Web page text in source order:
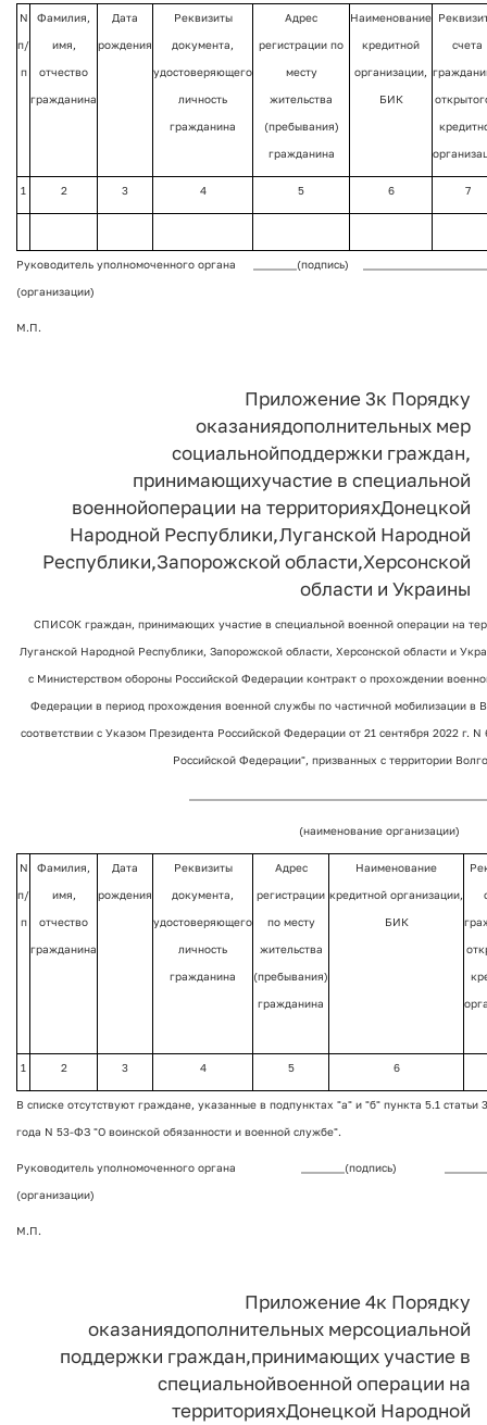
N
п/
п
Фамилия,
имя,
отчество
гражданина
Дата
рождения
Реквизиты
документа,
удостоверяющего
личность
гражданина
Адрес
регистрации по
месту
жительства
(пребывания)
гражданина
Наименование
кредитной
организации,
БИК
счета
1 2 3 4 5 6 7
Руководитель уполномоченного органа
(организации)
________(подпись)
М.П.
Приложение 3к Порядку
оказаниядополнительных мер
социальнойподдержки граждан,
принимающихучастие в специальной
военнойоперации на территорияхДонецкой
Народной Республики,Луганской Народной
Республики,Запорожской области,Херсонской
области и Украины
СПИСОК граждан, принимающих участие в специальной военной операции на
Луганской Народной Республики, Запорожской области, Херсонской области и
с Министерством обороны Российской Федерации контракт о прохождении
Федерации в период прохождения военной службы по частичной мобилизации в
соответствии с Указом Президента Российской Федерации от 21 сентября 2022 г.
Российской Федерации", призванных с территории
(наименование организации)
N
п/
п
Фамилия,
имя,
отчество
гражданина
Дата
рождения
Реквизиты
документа,
удостоверяющего
личность
гражданина
Адрес
регистрации
по месту
жительства
(пребывания)
гражданина
Наименование
кредитной организации,
БИК
1 2 3 4 5 6
В списке отсутствуют граждане, указанные в подпунктах "а" и "б" пункта 5.1
года N 53-ФЗ "О воинской обязанности и военной службе".
Руководитель уполномоченного органа
(организации)
________(подпись)
М.П.
Приложение 4к Порядку
оказаниядополнительных мерсоциальной
поддержки граждан,принимающих участие в
специальнойвоенной операции на
территорияхДонецкой Народной